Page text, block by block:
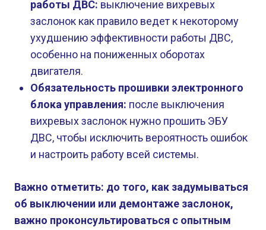
работы ДВС: выключение вихревых
заслонок как правило ведет к некоторому
ухудшению эффективности работы ДВС,
особенно на пониженных оборотах
двигателя.
Обязательность прошивки электронного
блока управления: после выключения
вихревых заслонок нужно прошить ЭБУ
ДВС, чтобы исключить вероятность ошибок
и настроить работу всей системы.
Важно отметить: до того, как задумываться
об выключении или демонтаже заслонок,
важно проконсультироваться с опытным